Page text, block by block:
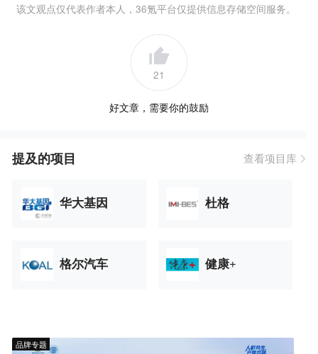
该文观点仅代表作者本人，36氪平台仅提供信息存储空间服务。
21
好文章，需要你的鼓励
提及的项目 查看项目库
华大基因 杜格
格尔汽车 健康+
品牌专题